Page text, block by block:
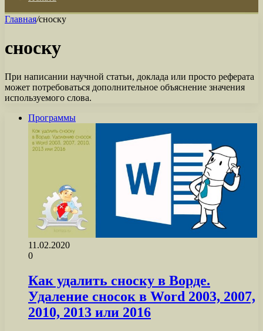
Главная/сноску
сноску
При написании научной статьи, доклада или просто реферата
может потребоваться дополнительное объяснение значения
используемого слова.
Программы
11.02.2020
0
Как удалить сноску в Ворде.
Удаление сносок в Word 2003, 2007,
2010, 2013 или 2016